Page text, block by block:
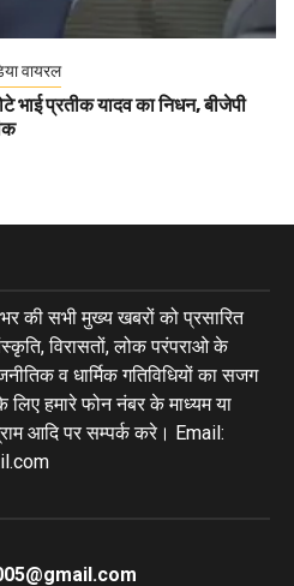
वायरल
प्रतीक यादव का निधन, बीजेपी
की सभी मुख्य खबरों को प्रसारित
विरासतों, लोक परंपराओ के
व धार्मिक गतिविधियों का सजग
हमारे फोन नंबर के माध्यम या
आदि पर सम्पर्क करे। Email: